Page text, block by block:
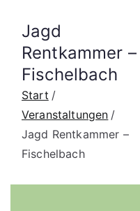
ndgr
uppe
Saue
Jagd
Rentkammer –
Fischelbach
Start
Veranstaltungen
Jagd Rentkammer –
Fischelbach